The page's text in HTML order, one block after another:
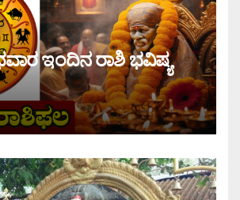
ಇಂದಿನ ರಾಶಿ ಭವಿಷ್ಯ